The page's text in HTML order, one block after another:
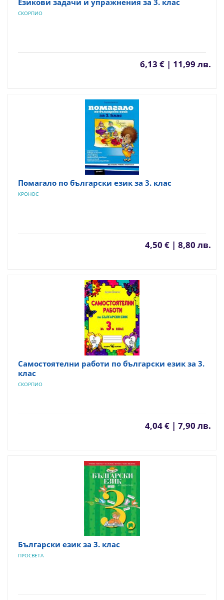
Езикови задачи и упражнения за 3. клас
СКОРПИО
6,13 € | 11,99 лв.
Помагало по български език за 3. клас
КРОНОС
4,50 € | 8,80 лв.
Самостоятелни работи по български език за 3.
клас
СКОРПИО
4,04 € | 7,90 лв.
Български език за 3. клас
ПРОСВЕТА